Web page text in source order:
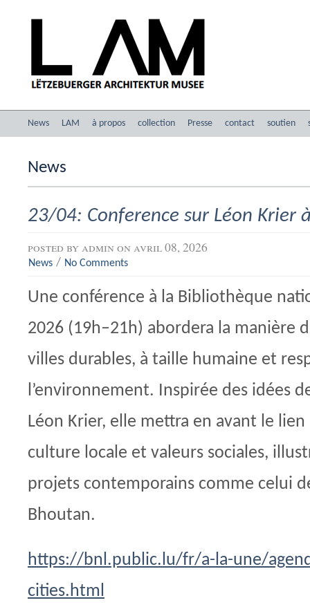
News LAM à propos collection Presse contact soutien
News
23/04: Conference sur Léon Krier
posted by admin on avril 08, 2026
News / No Comments
Une conférence à la Bibliothèque
2026 (19h–21h) abordera la manière
villes durables, à taille humaine et
l’environnement. Inspirée des idées
Léon Krier, elle mettra en avant le
culture locale et valeurs sociales,
projets contemporains comme celui
Bhoutan.
https://bnl.public.lu/fr/a-la-une/
cities.html